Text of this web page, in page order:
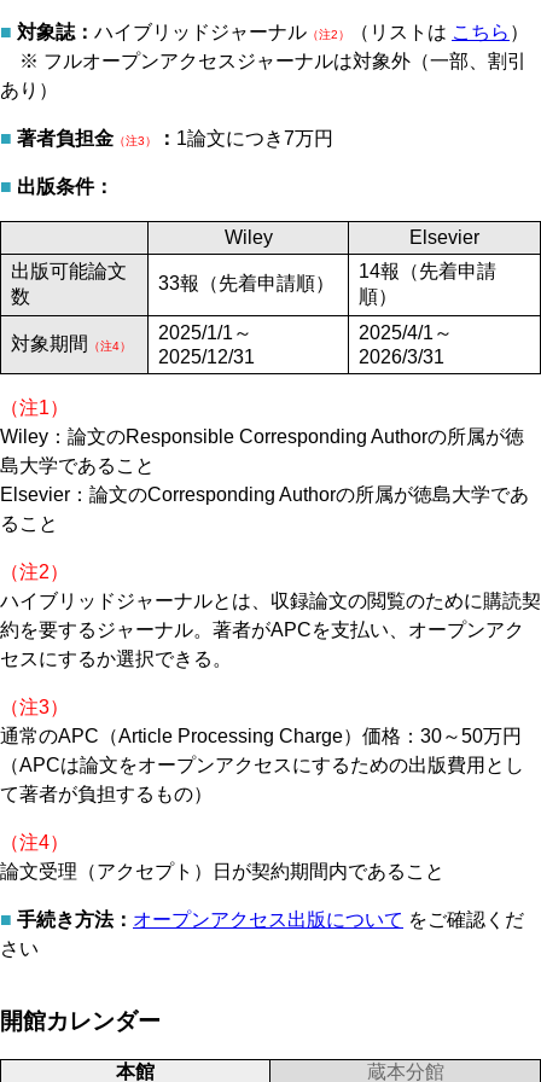
■ 対象誌： ハイブリッドジャーナル （注2） （リストは こちら ）
※ フルオープンアクセスジャーナルは対象外（一部、割引
あり）
■ 著者負担金 （注3） ： 1論文につき7万円
■ 出版条件：
Wiley
Elsevier
出版可能論文
数
33報（先着申請順）
14報（先着申請
順）
対象期間 （注4）
2025/1/1～
2025/12/31
2025/4/1～
2026/3/31
（注1）
Wiley：論文のResponsible Corresponding Authorの所属が徳
島大学であること
Elsevier：論文のCorresponding Authorの所属が徳島大学であ
ること
（注2）
ハイブリッドジャーナルとは、収録論文の閲覧のために購読契
約を要するジャーナル。著者がAPCを支払い、オープンアク
セスにするか選択できる。
（注3）
通常のAPC（Article Processing Charge）価格：30～50万円
（APCは論文をオープンアクセスにするための出版費用とし
て著者が負担するもの）
（注4）
論文受理（アクセプト）日が契約期間内であること
■ 手続き方法： オープンアクセス出版について をご確認くだ
さい
開館カレンダー
本館 蔵本分館